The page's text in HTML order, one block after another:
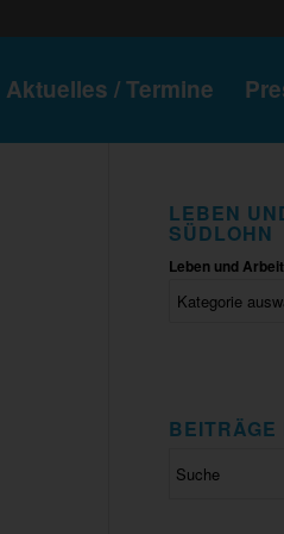
Aktuelles / Termine
LEBEN
SÜDLOHN
Leben und
BEITRÄGE